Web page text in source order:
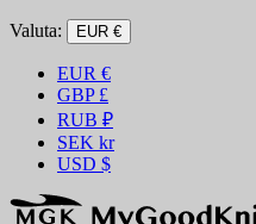
Valuta: EUR €
EUR €
GBP £
RUB ₽
SEK kr
USD $